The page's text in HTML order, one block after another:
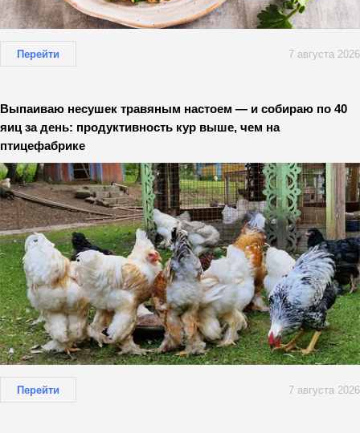
Перейти 7 августа 2026
Выпаиваю несушек травяным настоем — и собираю по 40
яиц за день: продуктивность кур выше, чем на
птицефабрике
Перейти 7 августа 2026